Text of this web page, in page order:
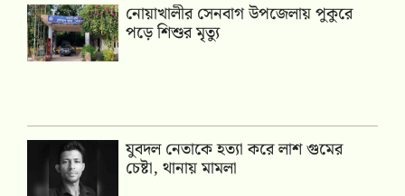
নোয়াখালীর সেনবাগ উপজেলায় পুকুরে
পড়ে শিশুর মৃত্যু
যুবদল নেতাকে হত্যা করে লাশ গুমের
চেষ্টা, থানায় মামলা